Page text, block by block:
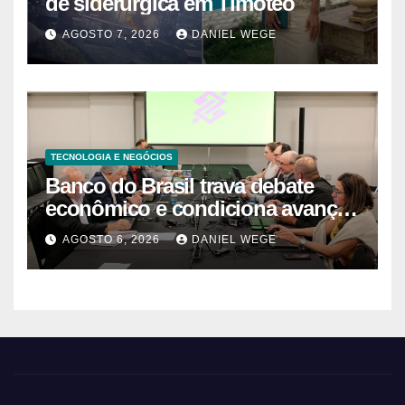
precisa ser quebrado
AGOSTO 7, 2026 DANIEL WEGE
TECNOLOGIA E NEGÓCIOS
Banco do Brasil trava debate
econômico e condiciona avanços
à decisão da Fenaban | Contec
Brasil
AGOSTO 6, 2026 DANIEL WEGE